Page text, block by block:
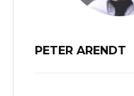
PETER ARENDT